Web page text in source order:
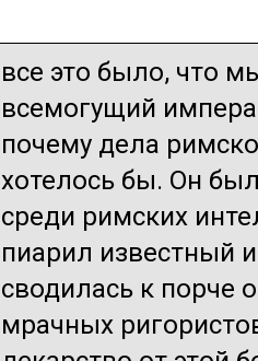
все это было, что
всемогущий
почему дела
хотелось бы. Он
среди римских
пиарил известный
сводилась к порче
мрачных